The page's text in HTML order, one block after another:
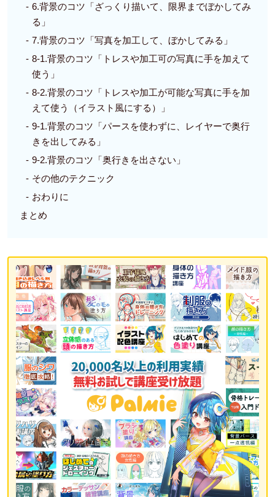
6.背景のコツ「ざっくり描いて、限界までぼかしてみ
る」
7.背景のコツ「写真を加工して、ぼかしてみる」
8-1.背景のコツ「トレスや加工可の写真に手を加えて
使う」
8-2.背景のコツ「トレスや加工が可能な写真に手を加
えて使う（イラスト風にする）」
9-1.背景のコツ「パースを使わずに、レイヤーで奥行
きを出してみる」
9-2.背景のコツ「奥行きを出さない」
その他のテクニック
おわりに
まとめ